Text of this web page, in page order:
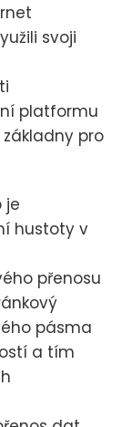
svoji
platformu
pro
je
hustoty v
přenosu
pásma
a tím